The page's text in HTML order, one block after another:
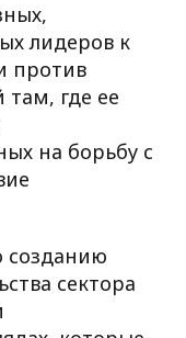
лидеров к
против
где ее
на борьбу с
созданию
сектора